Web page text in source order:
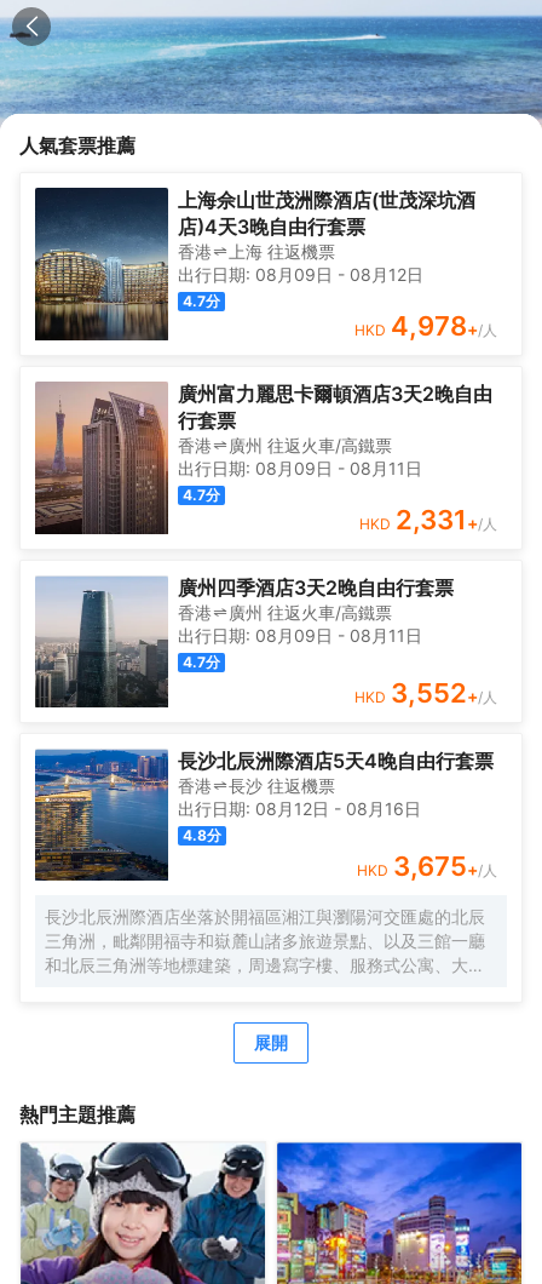
人氣套票推薦
上海佘山世茂洲際酒店(世茂深坑酒
店)4天3晚自由行套票
香港 上海 往返機票
出行日期: 08月09日 - 08月12日
4.7分
HKD 4,978+/人
廣州富力麗思卡爾頓酒店3天2晚自由
行套票
香港 廣州 往返火車/高鐵票
出行日期: 08月09日 - 08月11日
4.7分
HKD 2,331 +/人
廣州四季酒店3天2晚自由行套票
香港 廣州 往返火車/高鐵票
出行日期: 08月09日 - 08月11日
4.7分
HKD 3,552+/人
長沙北辰洲際酒店5天4晚自由行套票
香港 長沙 往返機票
出行日期: 08月12日 - 08月16日
4.8分
HKD 3,675+/人
長沙北辰洲際酒店坐落於開福區湘江與瀏陽河交匯處的北辰
三角洲，毗鄰開福寺和嶽麓山諸多旅遊景點、以及三館一廳
和北辰三角洲等地標建築，周邊寫字樓、服務式公寓、大型
酒店擁有三百餘間豪華客房、2個無柱式宴會廳、7個不同風
情的餐廳。位於酒店27樓的SKY27酒廊帶來的炫酷DJ表演以
旅。現代的設計風格、卓越的品質、齊全的會議設施及獨具
展開
熱門主題推薦